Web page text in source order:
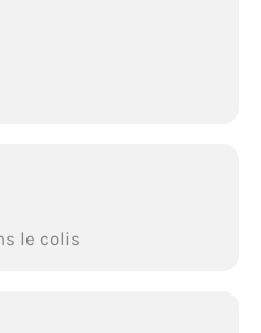
le colis